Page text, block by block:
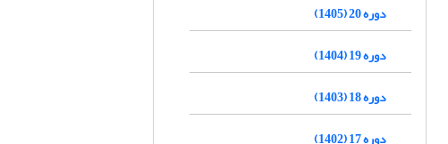
دوره 20 (1405)
دوره 19 (1404)
دوره 18 (1403)
دوره 17 (1402)